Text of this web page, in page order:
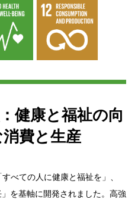
健康と福祉の向
費と生産
べての人に健康と福祉を」、
を基軸に開発されました。高強